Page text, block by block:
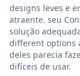
designs leves e
atraente. seu
solução
different options
deles parecia
difíceis de usar.